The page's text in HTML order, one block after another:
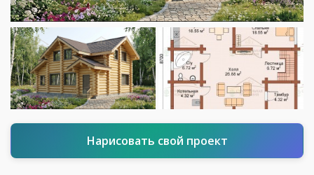
Нарисовать свой проект